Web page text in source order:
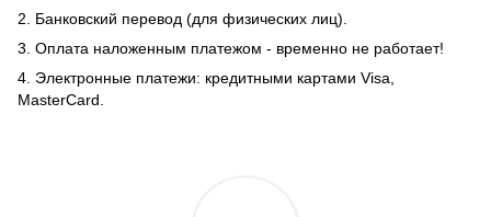
2. Банковский перевод (для физических лиц).
3. Оплата наложенным платежом - временно не работает!
4. Электронные платежи: кредитными картами Visa,
MasterCard.